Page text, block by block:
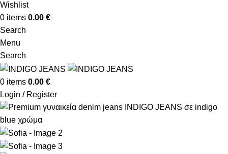
Wishlist
0 items 0.00 €
Search
Menu
Search
0 items 0.00 €
Login / Register